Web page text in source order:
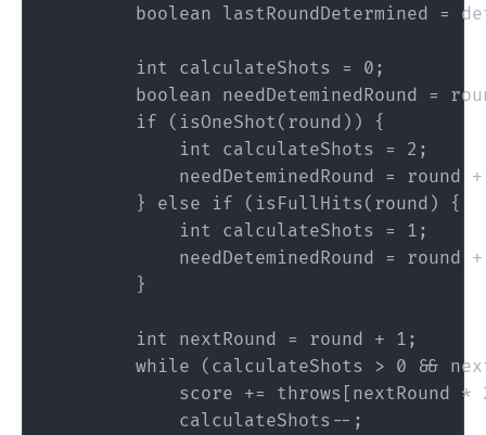
boolean lastRoundDetermined =
        int calculateShots = 0;
boolean needDeteminedRound =
        if (isOneShot(round)) {
            int calculateShots = 2;
needDeteminedRound = round
        } else if (isFullHits(round) {
            int calculateShots = 1;
needDeteminedRound = round
        }
        int nextRound = round + 1;
while (calculateShots > 0 &&
score += throws[nextRound *
            calculateShots--;